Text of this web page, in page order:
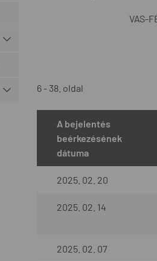
VAS-
6 - 38. oldal
A bejelentés
beérkezésének
dátuma
2025. 02. 20
2025. 02. 14
2025. 02. 07